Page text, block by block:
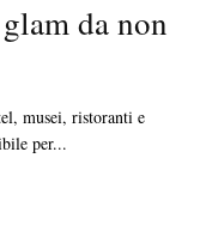
da non
musei, ristoranti e
per...